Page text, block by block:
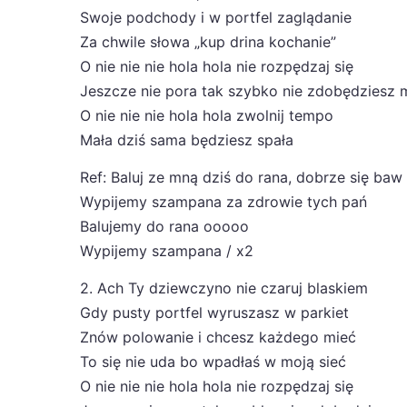
Swoje podchody i w portfel zaglądanie
Za chwile słowa „kup drina kochanie”
O nie nie nie hola hola nie rozpędzaj się
Jeszcze nie pora tak szybko nie zdobędziesz
O nie nie nie hola hola zwolnij tempo
Mała dziś sama będziesz spała
Ref: Baluj ze mną dziś do rana, dobrze się baw
Wypijemy szampana za zdrowie tych pań
Balujemy do rana ooooo
Wypijemy szampana / x2
2. Ach Ty dziewczyno nie czaruj blaskiem
Gdy pusty portfel wyruszasz w parkiet
Znów polowanie i chcesz każdego mieć
To się nie uda bo wpadłaś w moją sieć
O nie nie nie hola hola nie rozpędzaj się